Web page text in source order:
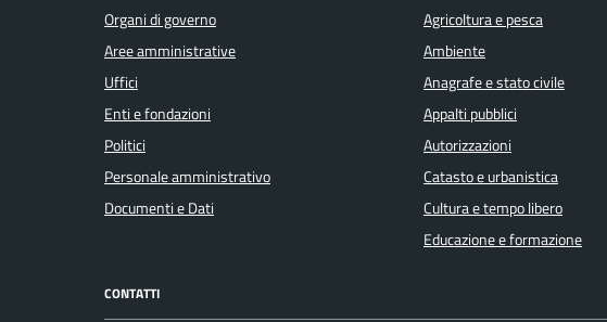
Organi di governo
Aree amministrative
Uffici
Enti e fondazioni
Politici
Personale amministrativo
Documenti e Dati
Agricoltura e pesca
Ambiente
Anagrafe e stato civile
Appalti pubblici
Autorizzazioni
Catasto e urbanistica
Cultura e tempo libero
Educazione e formazione
CONTATTI